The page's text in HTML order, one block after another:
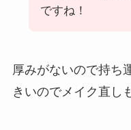
ですね！
厚みがないので持ち
きいのでメイク直し